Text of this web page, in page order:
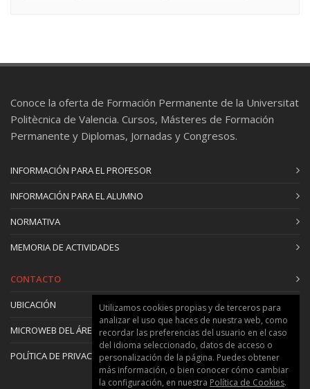
Conoce la oferta de Formación Permanente de la Universitat
Politècnica de Valencia. Cursos, Másteres de Formación
Permanente y Diplomas, Jornadas y Congresos.
INFORMACIÓN PARA EL PROFESOR
INFORMACIÓN PARA EL ALUMNO
NORMATIVA
MEMORIA DE ACTIVIDADES
CONTACTO
UBICACIÓN
MICROWEB DEL ÁREA
POLÍTICA DE PRIVACIDAD Y COOKIES
Utilizamos cookies propias y de terceros para
analizar el uso que haces de nuestra web, como
recordar las preferencias del usuario en el caso
del idioma seleccionado, datos de acceso o
personalización de la página. Puedes obtener
más información, o bien conocer cómo cambiar
la configuración, en nuestra Política de Cookies.